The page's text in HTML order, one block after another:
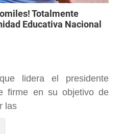
Totalmente
Educativa Nacional
lidera el presidente
firme en su objetivo de
las